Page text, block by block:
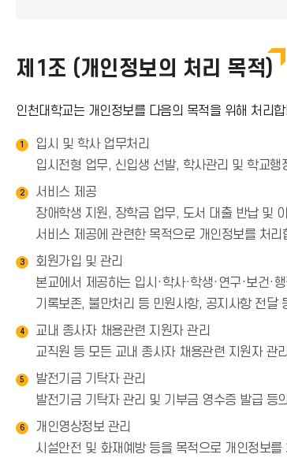
제1조 (개인정보의 처리 목적)
인천대학교는 개인정보를 다음의 목적을 위해 처리
1
입시 및 학사 업무처리
입시전형 업무, 신입생 선발, 학사관리 및 학교
2
서비스 제공
장애학생 지원, 장학금 업무, 도서 대출 반납 및
서비스 제공에 관련한 목적으로 개인정보를 처리
3
회원가입 및 관리
본교에서 제공하는 입시·학사·학생·연구·보건
기록보존, 불만처리 등 민원사항, 공지사항 전달
4
교내 종사자 채용관련 지원자 관리
교직원 등 모든 교내 종사자 채용관련 지원자 관
5
발전기금 기탁자 관리
발전기금 기탁자 관리 및 기부금 영수증 발급 등
6
개인영상정보 관리
시설안전 및 화재예방 등을 목적으로 개인정보를